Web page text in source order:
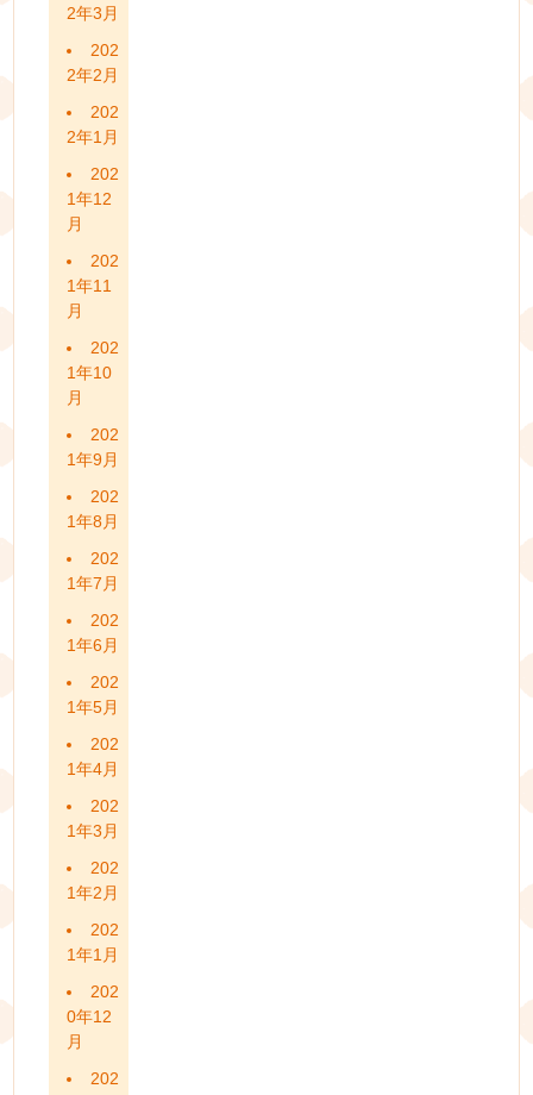
2年3月
202
2年2月
202
2年1月
202
1年12
月
202
1年11
月
202
1年10
月
202
1年9月
202
1年8月
202
1年7月
202
1年6月
202
1年5月
202
1年4月
202
1年3月
202
1年2月
202
1年1月
202
0年12
月
202